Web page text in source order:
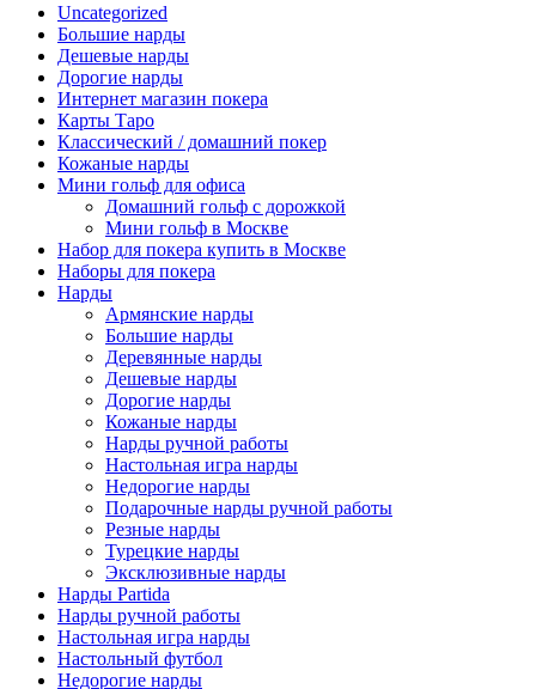
Uncategorized
Большие нарды
Дешевые нарды
Дорогие нарды
Интернет магазин покера
Карты Таро
Классический / домашний покер
Кожаные нарды
Мини гольф для офиса
Домашний гольф с дорожкой
Мини гольф в Москве
Набор для покера купить в Москве
Наборы для покера
Нарды
Армянские нарды
Большие нарды
Деревянные нарды
Дешевые нарды
Дорогие нарды
Кожаные нарды
Нарды ручной работы
Настольная игра нарды
Недорогие нарды
Подарочные нарды ручной работы
Резные нарды
Турецкие нарды
Эксклюзивные нарды
Нарды Partida
Нарды ручной работы
Настольная игра нарды
Настольный футбол
Недорогие нарды